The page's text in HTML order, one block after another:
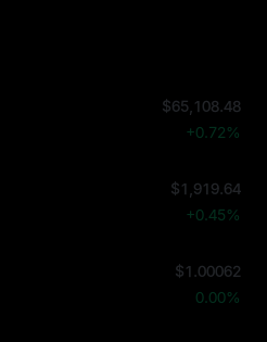
$65,108.48
+0.72%
$1,919.64
+0.45%
$1.00062
0.00%